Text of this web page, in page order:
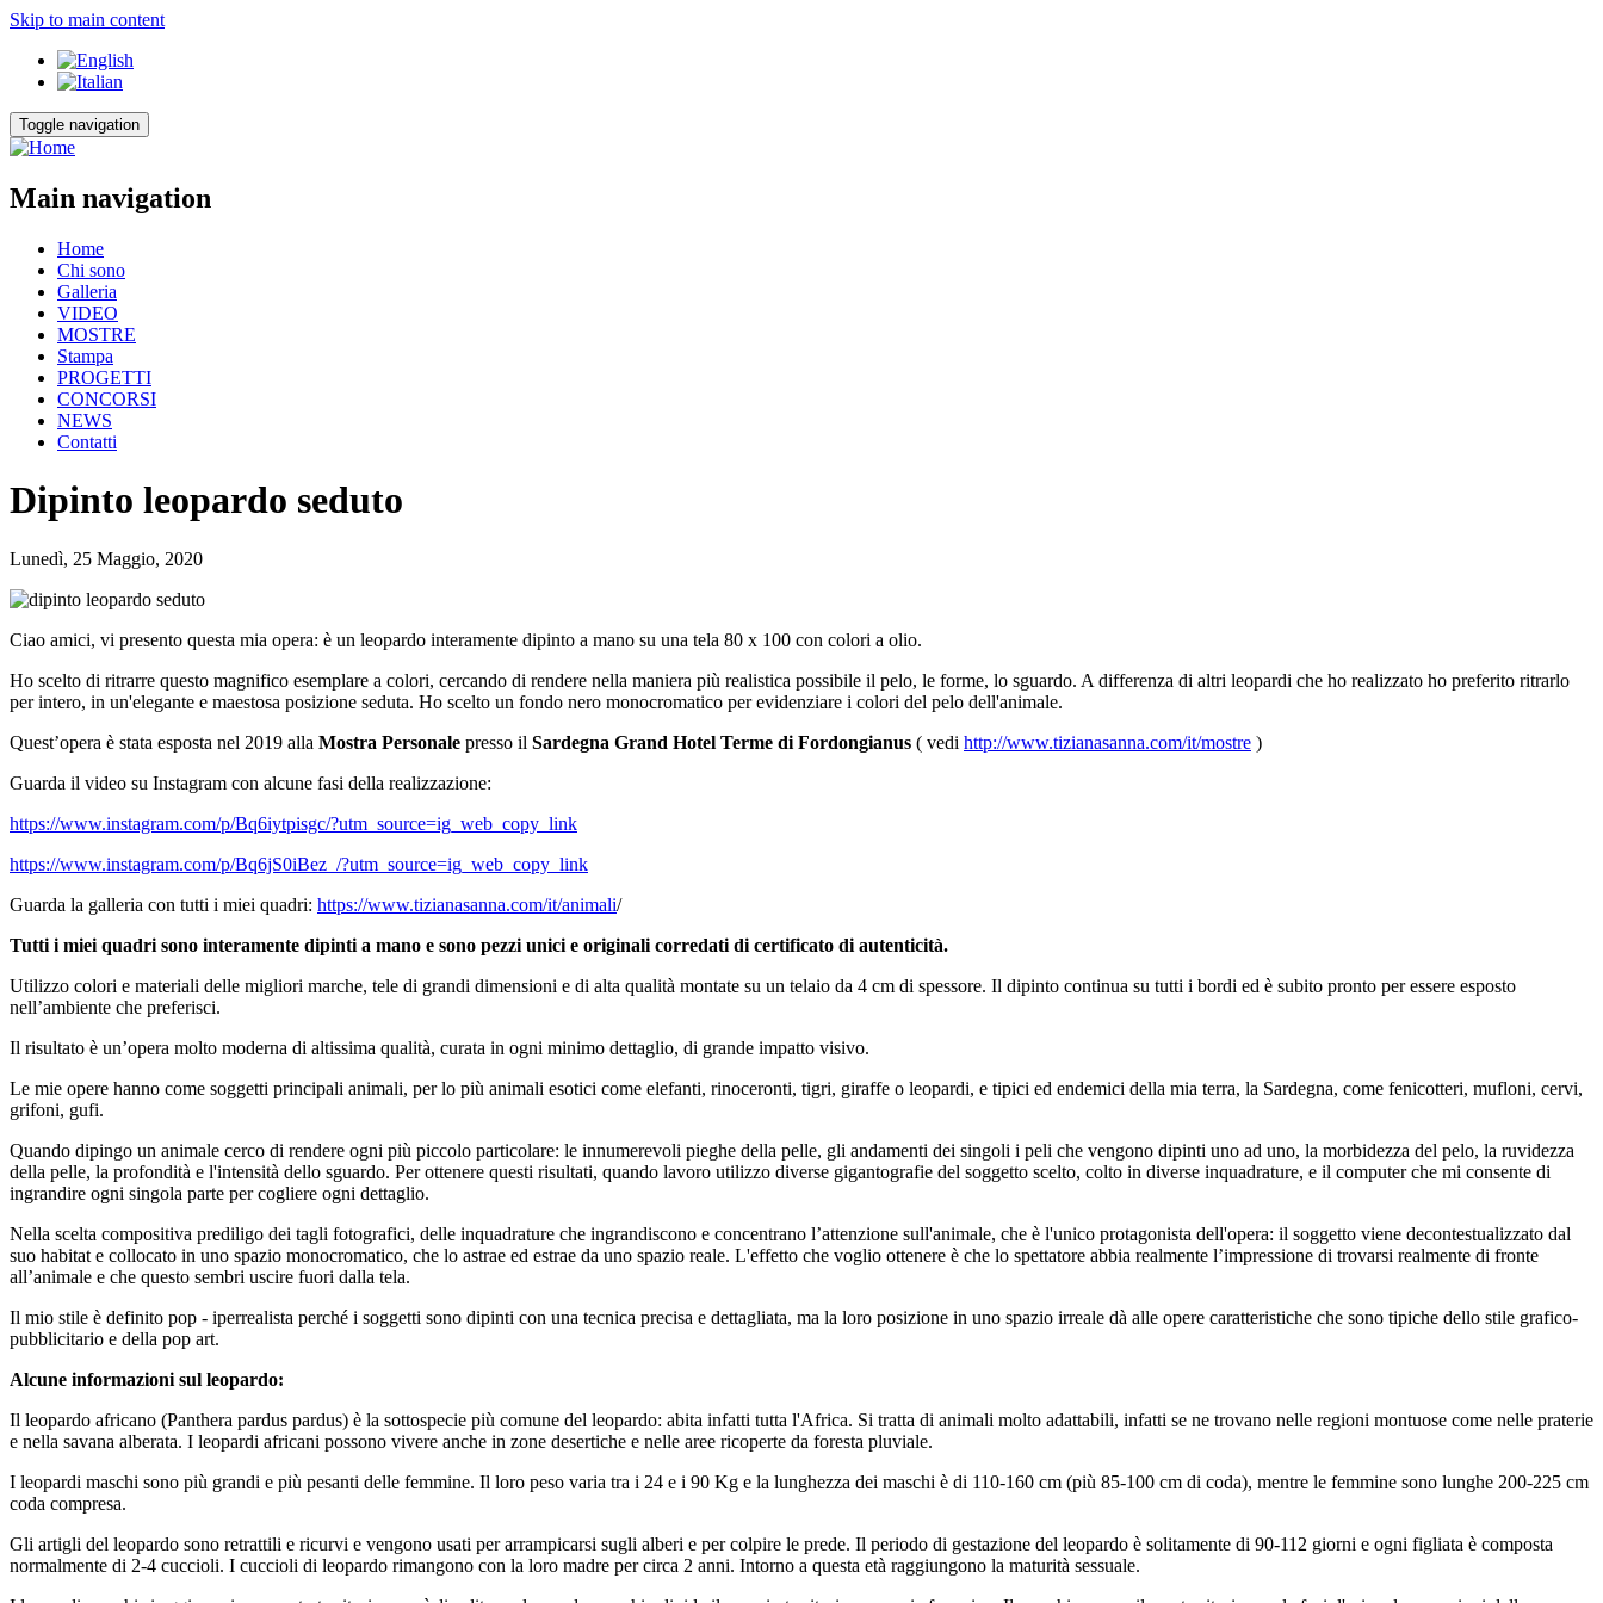
Skip to main content
Toggle navigation
Main navigation
Home
Chi sono
Galleria
VIDEO
MOSTRE
Stampa
PROGETTI
CONCORSI
NEWS
Contatti
Dipinto leopardo seduto
Lunedì, 25 Maggio, 2020
Ciao amici, vi presento questa mia opera: è un leopardo interamente dipinto a mano su una tela 80 x 100 con colori a olio.
Ho scelto di ritrarre questo magnifico esemplare a colori, cercando di rendere nella maniera più realistica possibile il pelo, le forme, lo sguardo. A differenza di altri leopardi che ho realizzato ho preferito ritrarlo
per intero, in un'elegante e maestosa posizione seduta. Ho scelto un fondo nero monocromatico per evidenziare i colori del pelo dell'animale.
Quest’opera è stata esposta nel 2019 alla Mostra Personale presso il Sardegna Grand Hotel Terme di Fordongianus ( vedi http://www.tizianasanna.com/it/mostre )
Guarda il video su Instagram con alcune fasi della realizzazione:
https://www.instagram.com/p/Bq6iytpisgc/?utm_source=ig_web_copy_link
https://www.instagram.com/p/Bq6jS0iBez_/?utm_source=ig_web_copy_link
Guarda la galleria con tutti i miei quadri: https://www.tizianasanna.com/it/animali/
Tutti i miei quadri sono interamente dipinti a mano e sono pezzi unici e originali corredati di certificato di autenticità.
Utilizzo colori e materiali delle migliori marche, tele di grandi dimensioni e di alta qualità montate su un telaio da 4 cm di spessore. Il dipinto continua su tutti i bordi ed è subito pronto per essere esposto
nell’ambiente che preferisci.
Il risultato è un’opera molto moderna di altissima qualità, curata in ogni minimo dettaglio, di grande impatto visivo.
Le mie opere hanno come soggetti principali animali, per lo più animali esotici come elefanti, rinoceronti, tigri, giraffe o leopardi, e tipici ed endemici della mia terra, la Sardegna, come fenicotteri, mufloni, cervi,
grifoni, gufi.
Quando dipingo un animale cerco di rendere ogni più piccolo particolare: le innumerevoli pieghe della pelle, gli andamenti dei singoli i peli che vengono dipinti uno ad uno, la morbidezza del pelo, la ruvidezza
della pelle, la profondità e l'intensità dello sguardo. Per ottenere questi risultati, quando lavoro utilizzo diverse gigantografie del soggetto scelto, colto in diverse inquadrature, e il computer che mi consente di
ingrandire ogni singola parte per cogliere ogni dettaglio.
Nella scelta compositiva prediligo dei tagli fotografici, delle inquadrature che ingrandiscono e concentrano l’attenzione sull'animale, che è l'unico protagonista dell'opera: il soggetto viene decontestualizzato dal
suo habitat e collocato in uno spazio monocromatico, che lo astrae ed estrae da uno spazio reale. L'effetto che voglio ottenere è che lo spettatore abbia realmente l’impressione di trovarsi realmente di fronte
all’animale e che questo sembri uscire fuori dalla tela.
Il mio stile è definito pop - iperrealista perché i soggetti sono dipinti con una tecnica precisa e dettagliata, ma la loro posizione in uno spazio irreale dà alle opere caratteristiche che sono tipiche dello stile grafico-
pubblicitario e della pop art.
Alcune informazioni sul leopardo:
Il leopardo africano (Panthera pardus pardus) è la sottospecie più comune del leopardo: abita infatti tutta l'Africa. Si tratta di animali molto adattabili, infatti se ne trovano nelle regioni montuose come nelle praterie
e nella savana alberata. I leopardi africani possono vivere anche in zone desertiche e nelle aree ricoperte da foresta pluviale.
I leopardi maschi sono più grandi e più pesanti delle femmine. Il loro peso varia tra i 24 e i 90 Kg e la lunghezza dei maschi è di 110-160 cm (più 85-100 cm di coda), mentre le femmine sono lunghe 200-225 cm
coda compresa.
Gli artigli del leopardo sono retrattili e ricurvi e vengono usati per arrampicarsi sugli alberi e per colpire le prede. Il periodo di gestazione del leopardo è solitamente di 90-112 giorni e ogni figliata è composta
normalmente di 2-4 cuccioli. I cuccioli di leopardo rimangono con la loro madre per circa 2 anni. Intorno a questa età raggiungono la maturità sessuale.